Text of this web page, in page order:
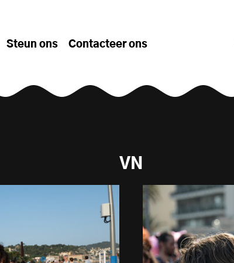
Steun ons Contacteer ons
VN